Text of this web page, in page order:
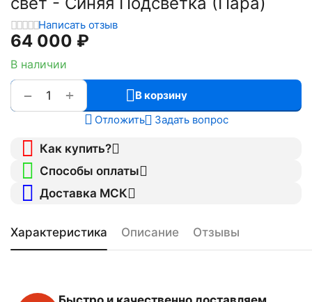
Написать отзыв
64 000 ₽
В наличии
+
−
В корзину
Отложить
Задать вопрос
Как купить?
Способы оплаты
Доставка МСК
Характеристика Описание Отзывы